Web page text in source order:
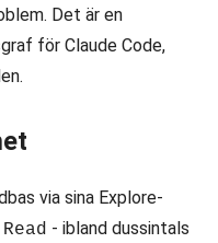
Det är en
för Claude Code,
via sina Explore-
Read - ibland dussintals